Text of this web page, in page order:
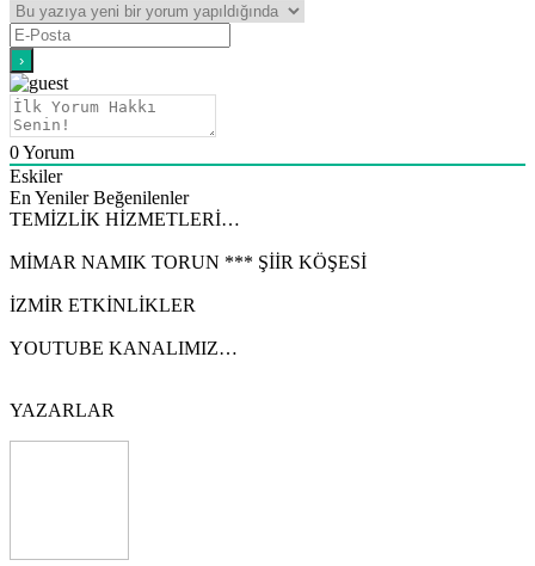
0Yorum
Eskiler
En Yeniler Beğenilenler
TEMİZLİK HİZMETLERİ…
MİMAR NAMIK TORUN *** ŞİİR KÖŞESİ
İZMİR ETKİNLİKLER
YOUTUBE KANALIMIZ…
YAZARLAR